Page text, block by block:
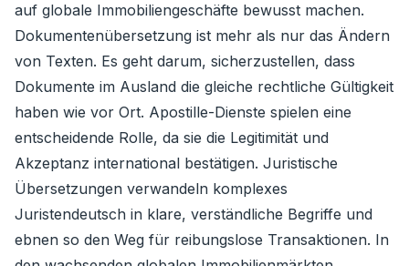
auf globale Immobiliengeschäfte bewusst machen.
Dokumentenübersetzung ist mehr als nur das Ändern
von Texten. Es geht darum, sicherzustellen, dass
Dokumente im Ausland die gleiche rechtliche Gültigkeit
haben wie vor Ort. Apostille-Dienste spielen eine
entscheidende Rolle, da sie die Legitimität und
Akzeptanz international bestätigen. Juristische
Übersetzungen verwandeln komplexes
Juristendeutsch in klare, verständliche Begriffe und
ebnen so den Weg für reibungslose Transaktionen. In